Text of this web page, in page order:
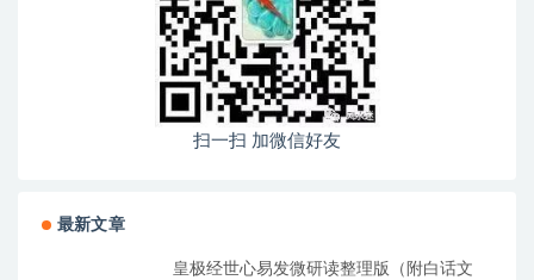
扫一扫 加微信好友
最新文章
皇极经世心易发微研读整理版（附白话文